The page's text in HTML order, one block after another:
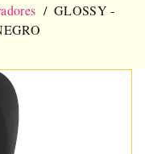
GLOSSY -